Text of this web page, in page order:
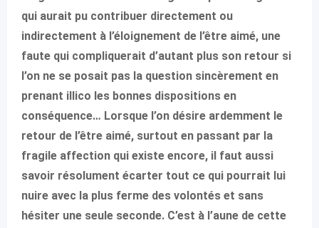
qui aurait pu contribuer directement ou
indirectement à l’éloignement de l’être aimé, une
faute qui compliquerait d’autant plus son retour si
l’on ne se posait pas la question sincèrement en
prenant illico les bonnes dispositions en
conséquence… Lorsque l’on désire ardemment le
retour de l’être aimé, surtout en passant par la
fragile affection qui existe encore, il faut aussi
savoir résolument écarter tout ce qui pourrait lui
nuire avec la plus ferme des volontés et sans
hésiter une seule seconde. C’est à l’aune de cette